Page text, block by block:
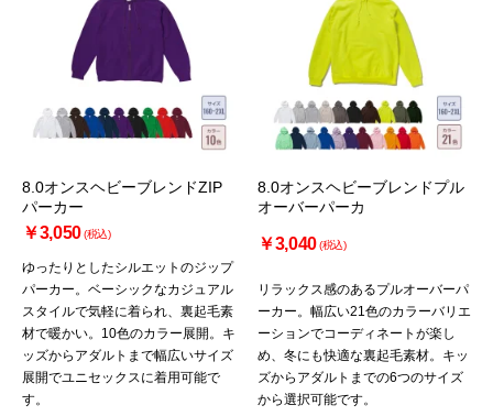
8.0オンスヘビーブレンドZIP
パーカー
￥3,050(税込)
ゆったりとしたシルエットのジップ
パーカー。ベーシックなカジュアル
スタイルで気軽に着られ、裏起毛素
材で暖かい。10色のカラー展開。キ
ッズからアダルトまで幅広いサイズ
展開でユニセックスに着用可能で
す。
8.0オンスヘビーブレンドプル
オーバーパーカ
￥3,040(税込)
リラックス感のあるプルオーバーパ
ーカー。幅広い21色のカラーバリエ
ーションでコーディネートが楽し
め、冬にも快適な裏起毛素材。キッ
ズからアダルトまでの6つのサイズ
から選択可能です。